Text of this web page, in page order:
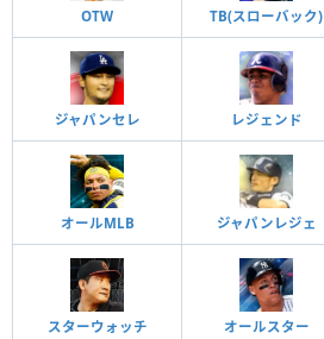
OTW TB(スローバック)
ジャパンセレ レジェンド
オールMLB ジャパンレジェ
スターウォッチ オールスター